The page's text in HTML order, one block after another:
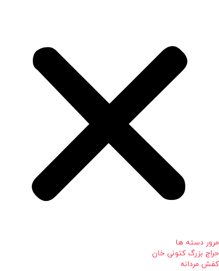
مرور دسته ها
حراج بزرگ کتونی خان
کفش مردانه